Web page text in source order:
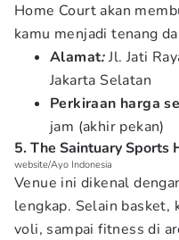
Home Court akan
kamu menjadi tenang
Alamat:Jl. Jati
Jakarta Selatan
Perkiraan harga
jam (akhir pekan)
5. The Saintuary Sports
website/Ayo Indonesia
Venue ini dikenal
lengkap. Selain basket,
voli, sampai fitness di